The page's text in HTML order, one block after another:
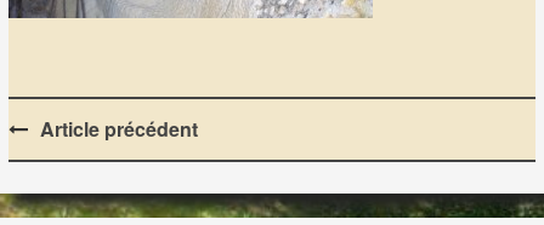
Post
navigation
Article précédent